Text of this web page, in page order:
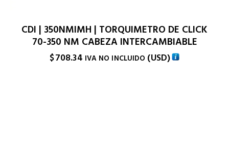
CDI | 350NMIMH | TORQUIMETRO DE CLICK
70-350 NM CABEZA INTERCAMBIABLE
$708.34 IVA NO INCLUIDO (USD)